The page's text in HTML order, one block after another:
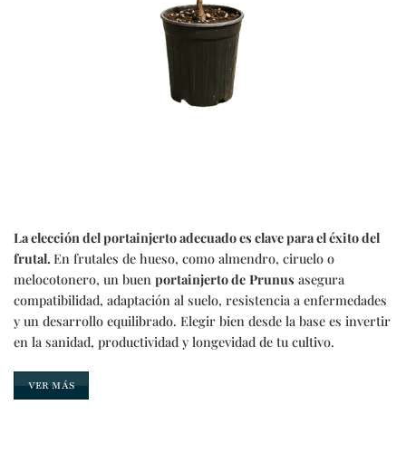
La elección del portainjerto adecuado es clave para el éxito del
frutal. En frutales de hueso, como almendro, ciruelo o
melocotonero, un buen portainjerto de Prunus asegura
compatibilidad, adaptación al suelo, resistencia a enfermedades
y un desarrollo equilibrado. Elegir bien desde la base es invertir
en la sanidad, productividad y longevidad de tu cultivo.
VER MÁS